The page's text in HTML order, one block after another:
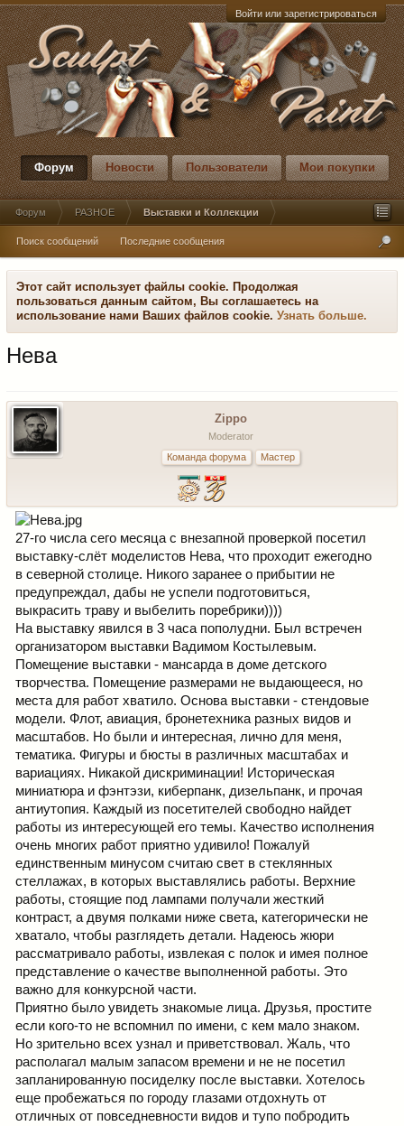
Войти или зарегистрироваться
Форум Новости Пользователи Мои покупки
Форум РАЗНОЕ Выставки и Коллекции
Поиск сообщений Последние сообщения
Этот сайт использует файлы cookie. Продолжая
пользоваться данным сайтом, Вы соглашаетесь на
использование нами Ваших файлов cookie. Узнать больше.
Нева
Zippo
Moderator
Команда форума
Мастер
27-го числа сего месяца с внезапной проверкой посетил
выставку-слёт моделистов Нева, что проходит ежегодно
в северной столице. Никого заранее о прибытии не
предупреждал, дабы не успели подготовиться,
выкрасить траву и выбелить поребрики))))
На выставку явился в 3 часа пополудни. Был встречен
организатором выставки Вадимом Костылевым.
Помещение выставки - мансарда в доме детского
творчества. Помещение размерами не выдающееся, но
места для работ хватило. Основа выставки - стендовые
модели. Флот, авиация, бронетехника разных видов и
масштабов. Но были и интересная, лично для меня,
тематика. Фигуры и бюсты в различных масштабах и
вариациях. Никакой дискриминации! Историческая
миниатюра и фэнтэзи, киберпанк, дизельпанк, и прочая
антиутопия. Каждый из посетителей свободно найдет
работы из интересующей его темы. Качество исполнения
очень многих работ приятно удивило! Пожалуй
единственным минусом считаю свет в стеклянных
стеллажах, в которых выставлялись работы. Верхние
работы, стоящие под лампами получали жесткий
контраст, а двумя полками ниже света, категорически не
хватало, чтобы разглядеть детали. Надеюсь жюри
рассматривало работы, извлекая с полок и имея полное
представление о качестве выполненной работы. Это
важно для конкурсной части.
Приятно было увидеть знакомые лица. Друзья, простите
если кого-то не вспомнил по имени, с кем мало знаком.
Но зрительно всех узнал и приветствовал. Жаль, что
располагал малым запасом времени и не не посетил
запланированную посиделку после выставки. Хотелось
еще пробежаться по городу глазами отдохнуть от
отличных от повседневности видов и тупо побродить